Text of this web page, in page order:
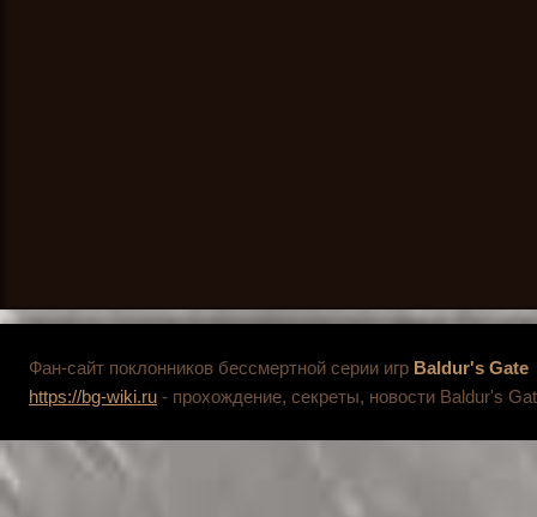
Фан-сайт поклонников бессмертной серии игр Baldur's Gate
https://bg-wiki.ru - прохождение, секреты, новости Baldur's